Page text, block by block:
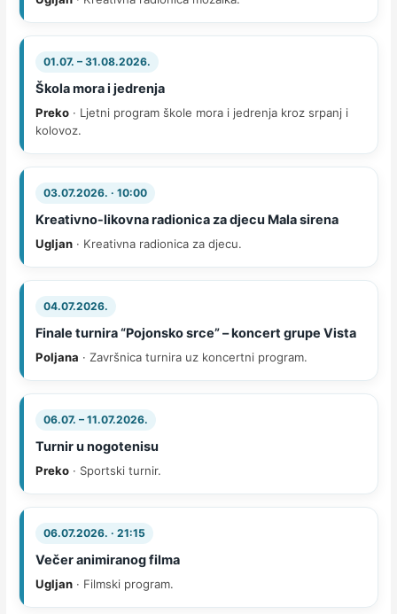
01.07. – 31.08.2026.
Škola mora i jedrenja
Preko · Ljetni program škole mora i jedrenja kroz srpanj i
kolovoz.
03.07.2026. · 10:00
Kreativno-likovna radionica za djecu Mala sirena
Ugljan · Kreativna radionica za djecu.
04.07.2026.
Finale turnira “Pojonsko srce” – koncert grupe Vista
Poljana · Završnica turnira uz koncertni program.
06.07. – 11.07.2026.
Turnir u nogotenisu
Preko · Sportski turnir.
06.07.2026. · 21:15
Večer animiranog filma
Ugljan · Filmski program.